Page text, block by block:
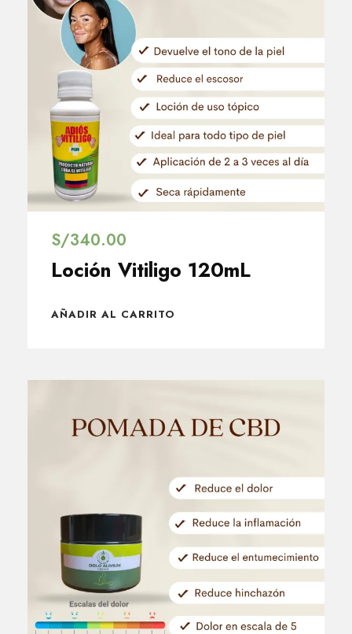
S/340.00
Loción Vitiligo 120mL
AÑADIR AL CARRITO